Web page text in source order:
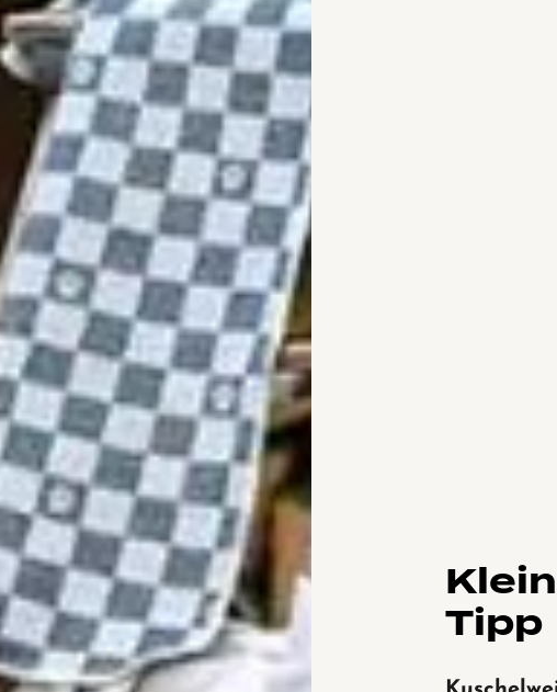
Tipp